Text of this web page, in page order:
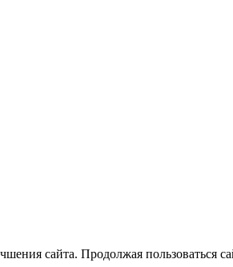
сайта. Продолжая пользоваться